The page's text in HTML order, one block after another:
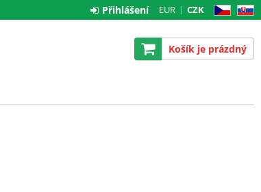
CZ SK
EUR CZK
Přihlášení
Košík je prázdný